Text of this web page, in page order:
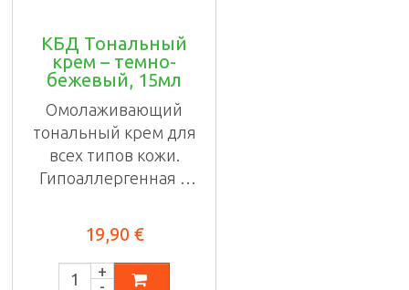
КБД Тональный
крем – темно-
бежевый, 15мл
Омолаживающий
тональный крем для
всех типов кожи.
Гипоаллергенная и
19,90 €